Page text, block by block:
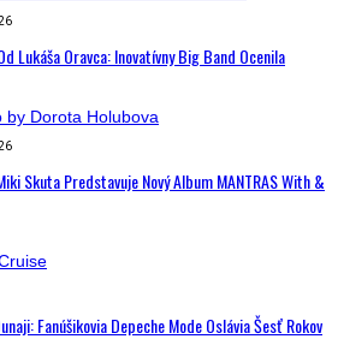
Lukáša Oravca: Inovatívny Big Band Ocenila
Skuta Predstavuje Nový Album MANTRAS With &
Fanúšikovia Depeche Mode Oslávia Šesť Rokov